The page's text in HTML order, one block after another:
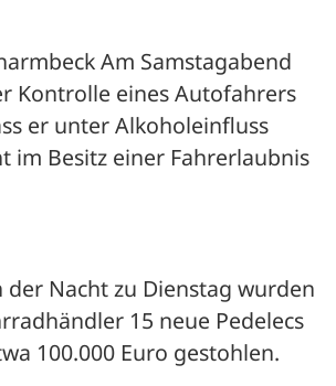
Am Samstagabend
Kontrolle eines Autofahrers
er unter Alkoholeinfluss
im Besitz einer Fahrerlaubnis
Nacht zu Dienstag wurden
15 neue Pedelecs
100.000 Euro gestohlen.